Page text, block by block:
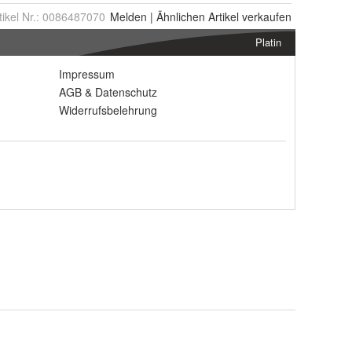
Nr.: 0086487070 Melden | Ähnlichen Artikel verkaufen
Platin
Impressum
AGB & Datenschutz
Widerrufsbelehrung